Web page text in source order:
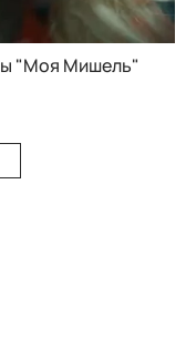
"Моя Мишель"